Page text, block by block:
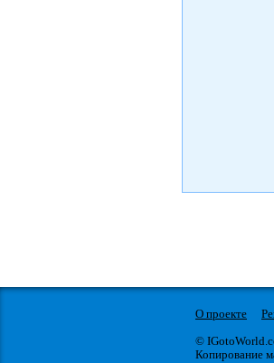
О проекте
©
Копирование